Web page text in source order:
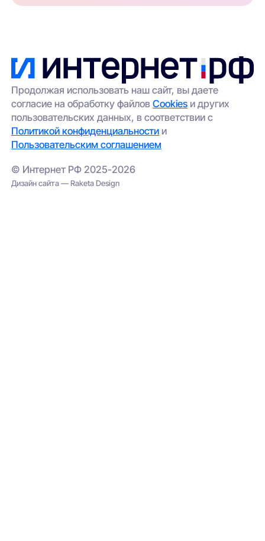
Продолжая использовать наш сайт, вы даете
согласие на обработку файловCookies и других
пользовательских данных, в соответствии с
Политикой конфиденциальности и
Пользовательским соглашением
© Интернет РФ 2025-2026
Дизайн сайта — Raketa Design